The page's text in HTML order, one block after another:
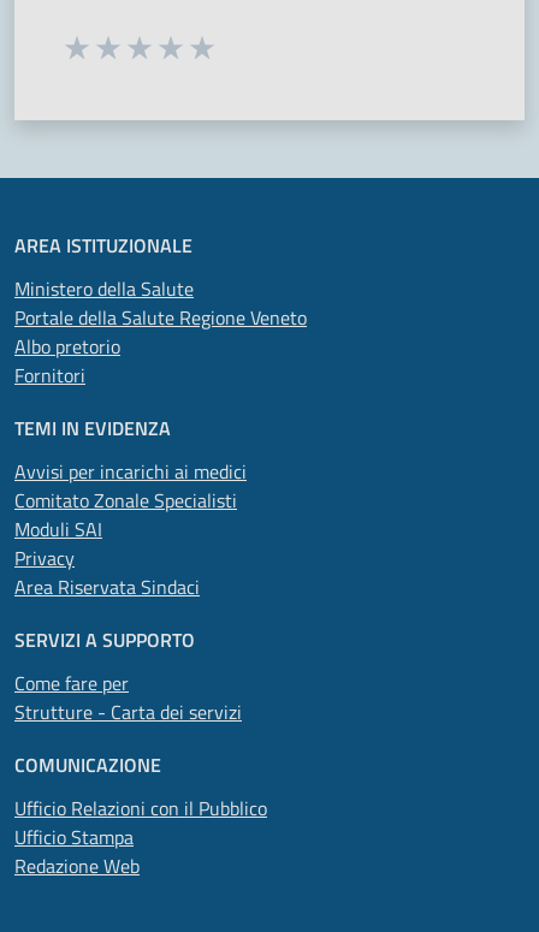
Seleziona una valutazione da 1 a 5 stelle
AREA ISTITUZIONALE
Ministero della Salute
Portale della Salute Regione Veneto
Albo pretorio
Fornitori
TEMI IN EVIDENZA
Avvisi per incarichi ai medici
Comitato Zonale Specialisti
Moduli SAI
Privacy
Area Riservata Sindaci
SERVIZI A SUPPORTO
Come fare per
Strutture - Carta dei servizi
COMUNICAZIONE
Ufficio Relazioni con il Pubblico
Ufficio Stampa
Redazione Web